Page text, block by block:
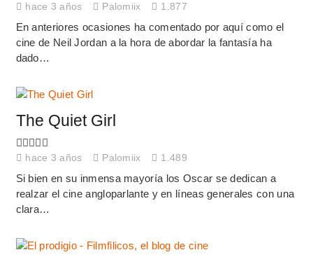
hace 3 años Palomiix 1.877
En anteriores ocasiones ha comentado por aquí como el
cine de Neil Jordan a la hora de abordar la fantasía ha
dado…
The Quiet Girl
hace 3 años Palomiix 1.489
Si bien en su inmensa mayoría los Oscar se dedican a
realzar el cine angloparlante y en líneas generales con una
clara…